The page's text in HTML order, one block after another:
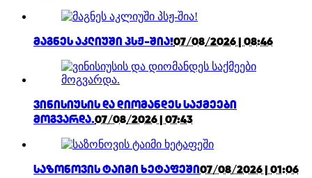
მაგნეს აკლიუში პსჟ-შია!07/08/2026 | 08:46
ვინისიუსის და დიომანდეს საქმეები
მოგვარდა.07/08/2026 | 07:43
საზონოვის ტაიმი ხეტაფეში07/08/2026 | 01:06